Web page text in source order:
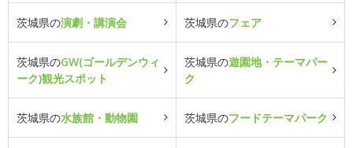
茨城県の演劇・講演会 茨城県のフェア
茨城県のGW(ゴールデンウィ
ーク)観光スポット
茨城県の遊園地・テーマパー
ク
茨城県の水族館・動物園 茨城県のフードテーマパーク